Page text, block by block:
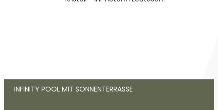
INFINITY POOL MIT SONNENTERRASSE